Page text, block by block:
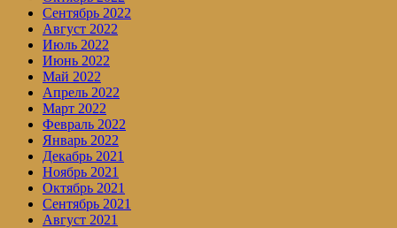
Сентябрь 2022
Август 2022
Июль 2022
Июнь 2022
Май 2022
Апрель 2022
Март 2022
Февраль 2022
Январь 2022
Декабрь 2021
Ноябрь 2021
Октябрь 2021
Сентябрь 2021
Август 2021